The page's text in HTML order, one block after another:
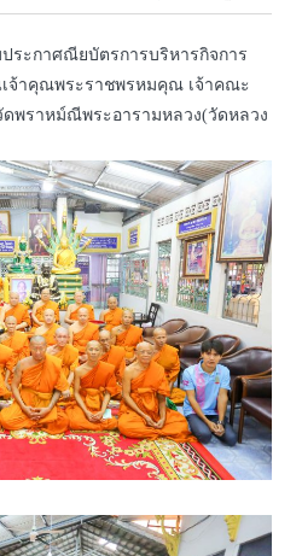
ระกาศณียบัตรการบริหารกิจการ
จ้าคุณพระราชพรหมคุณ เจ้าคณะ
ดพราหม์ณีพระอารามหลวง(วัดหลวง